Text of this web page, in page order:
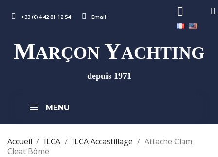
+33 (0)4 42 81 12 54 Email
MARÇON YACHTING
depuis 1971
MENU
Accueil ILCA ILCA Accastillage
Attache Clam
Cleat Bôme